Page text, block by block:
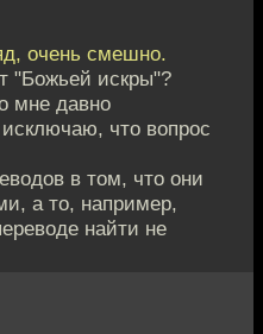
очень смешно.
"Божьей искры"?
мне давно
что вопрос
в том, что они
а то, например,
найти не